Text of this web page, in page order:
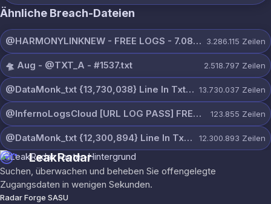
Ähnliche Breach-Dateien
@HARMONYLINKNEW - FREE LOGS - 7.08.26.rar 3.286.115 Zeilen
🛸 Aug - @TXT_A - #1537.txt 2.518.797 Zeilen
@DataMonk_txt {13,730,038} Line In Txt.txt 13.730.037 Zeilen
@InfernoLogsCloud [URL LOG PASS] FREE#218.txt 123.855 Zeilen
@DataMonk_txt {12,300,894} Line In Txt.txt 12.300.893 Zeilen
LeakRadar
Suchen, überwachen und beheben Sie offengelegte
Zugangsdaten in wenigen Sekunden.
Radar Forge SASU